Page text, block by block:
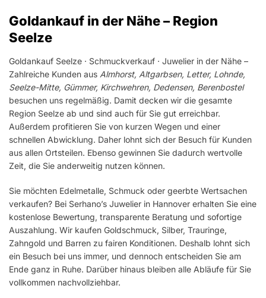
Goldankauf in der Nähe – Region
Seelze
Goldankauf Seelze · Schmuckverkauf · Juwelier in der Nähe –
Zahlreiche Kunden aus Almhorst, Altgarbsen, Letter, Lohnde,
Seelze-Mitte, Gümmer, Kirchwehren, Dedensen, Berenbostel
besuchen uns regelmäßig. Damit decken wir die gesamte
Region Seelze ab und sind auch für Sie gut erreichbar.
Außerdem profitieren Sie von kurzen Wegen und einer
schnellen Abwicklung. Daher lohnt sich der Besuch für Kunden
aus allen Ortsteilen. Ebenso gewinnen Sie dadurch wertvolle
Zeit, die Sie anderweitig nutzen können.
Sie möchten Edelmetalle, Schmuck oder geerbte Wertsachen
verkaufen? Bei Serhano’s Juwelier in Hannover erhalten Sie eine
kostenlose Bewertung, transparente Beratung und sofortige
Auszahlung. Wir kaufen Goldschmuck, Silber, Trauringe,
Zahngold und Barren zu fairen Konditionen. Deshalb lohnt sich
ein Besuch bei uns immer, und dennoch entscheiden Sie am
Ende ganz in Ruhe. Darüber hinaus bleiben alle Abläufe für Sie
vollkommen nachvollziehbar.